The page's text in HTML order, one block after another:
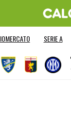
SERIE A